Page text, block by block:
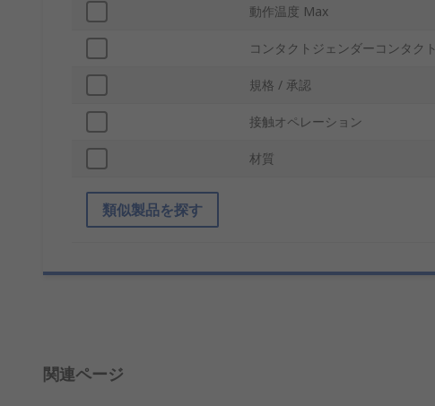
動作温度 Max
コンタクトジェンダーコンタク
規格 / 承認
接触オペレーション
材質
類似製品を探す
関連ページ